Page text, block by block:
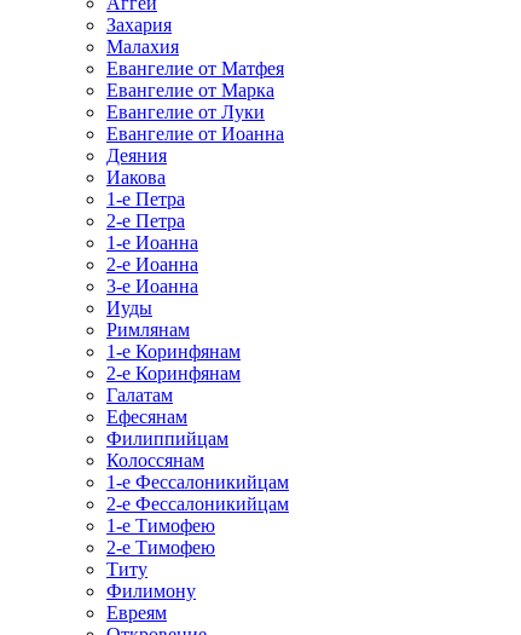
Захария
Малахия
Евангелие от Матфея
Евангелие от Марка
Евангелие от Луки
Евангелие от Иоанна
Деяния
Иакова
1-е Петра
2-е Петра
1-е Иоанна
2-е Иоанна
3-е Иоанна
Иуды
Римлянам
1-е Коринфянам
2-е Коринфянам
Галатам
Ефесянам
Филиппийцам
Колоссянам
1-е Фессалоникийцам
2-е Фессалоникийцам
1-е Тимофею
2-е Тимофею
Титу
Филимону
Евреям